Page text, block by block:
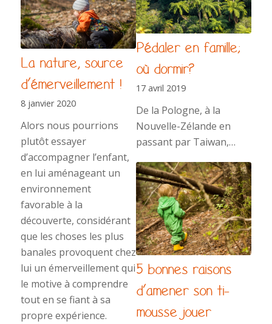
La nature, source
d’émerveillement !
8 janvier 2020
Alors nous pourrions
plutôt essayer
d’accompagner l’enfant,
en lui aménageant un
environnement
favorable à la
découverte, considérant
que les choses les plus
banales provoquent chez
lui un émerveillement qui
le motive à comprendre
tout en se fiant à sa
propre expérience.
Pédaler en famille;
où dormir?
17 avril 2019
De la Pologne, à la
Nouvelle-Zélande en
passant par Taiwan,…
5 bonnes raisons
d’amener son ti-
mousse jouer